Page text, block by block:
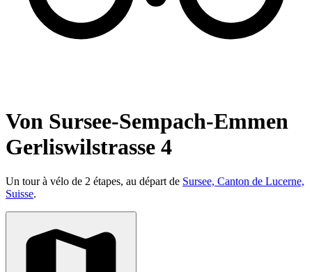
Von Sursee-Sempach-Emmen
Gerliswilstrasse 4
Un tour à vélo de 2 étapes, au départ de Sursee, Canton de Lucerne,
Suisse.